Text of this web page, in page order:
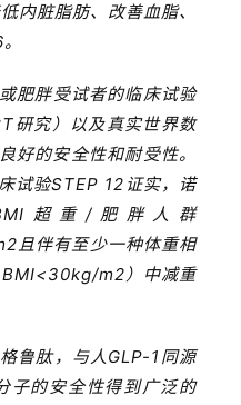
内脏脂肪、改善血脂、
肥胖受试者的临床试验
研究）以及真实世界数
好的安全性和耐受性。
试验STEP 12证实，诺
超重/肥胖人群
且伴有至少一种体重相
m2）中减重
鲁肽，与人GLP-1同源
子的安全性得到广泛的